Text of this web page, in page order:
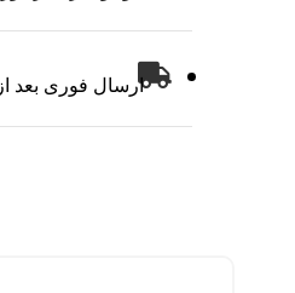
ارسال فوری بعد